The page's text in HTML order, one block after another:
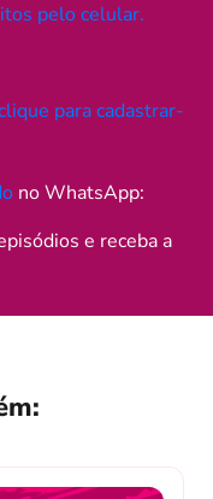
pelo celular.
para cadastrar-
no WhatsApp:
e receba a